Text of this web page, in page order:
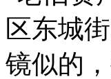
区东城
镜似的